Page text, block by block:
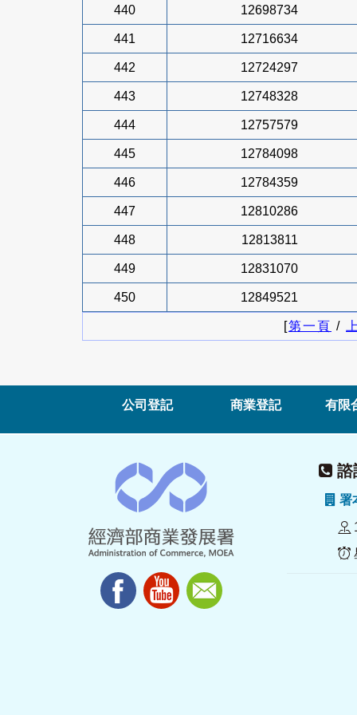
440 12698734
441 12716634
442 12724297
443 12748328
444 12757579
445 12784098
446 12784359
447 12810286
448 12813811
449 12831070
450 12849521
[第一頁 /
公司登記 商業登記 有限
諮